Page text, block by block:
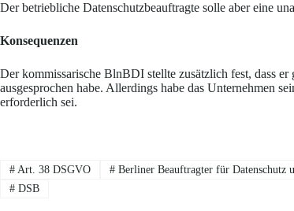
Der betriebliche Datenschutzbeauftragte solle aber eine
Konsequenzen
Der kommissarische BlnBDI stellte zusätzlich fest, dass
ausgesprochen habe. Allerdings habe das Unternehmen
erforderlich sei.
#Art. 38 DSGVO #Berliner Beauftragter für Datenschutz
#DSB